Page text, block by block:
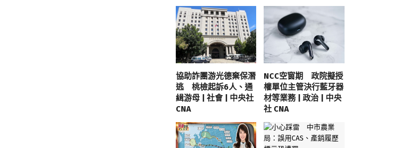
協助詐團游光德棄保潛
逃 桃檢起訴6人、通
緝游母 | 社會 | 中央社
CNA
NCC空窗期 政院擬授
權單位主管決行藍牙器
材等業務 | 政治 | 中央
社 CNA